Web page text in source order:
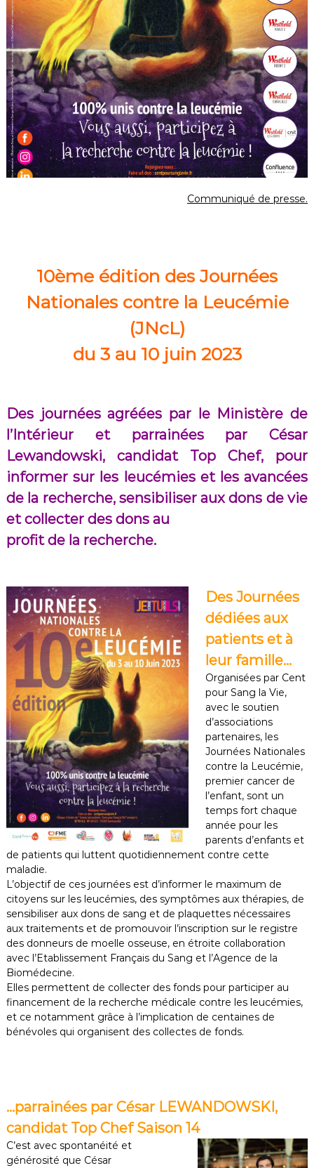
Communiqué de presse.
10ème édition des Journées
Nationales contre la Leucémie
(JNcL)
du 3 au 10 juin 2023
Des journées agréées par le Ministère de
l’Intérieur et parrainées par César
Lewandowski, candidat Top Chef, pour
informer sur les leucémies et les avancées
de la recherche, sensibiliser aux dons de vie
et collecter des dons au
profit de la recherche.
Des Journées
dédiées aux
patients et à
leur famille…
Organisées par Cent
pour Sang la Vie,
avec le soutien
d’associations
partenaires, les
Journées Nationales
contre la Leucémie,
premier cancer de
l’enfant, sont un
temps fort chaque
année pour les
parents d’enfants et
de patients qui luttent quotidiennement contre cette
maladie.
L’objectif de ces journées est d’informer le maximum de
citoyens sur les leucémies, des symptômes aux thérapies, de
sensibiliser aux dons de sang et de plaquettes nécessaires
aux traitements et de promouvoir l’inscription sur le registre
des donneurs de moelle osseuse, en étroite collaboration
avec l’Etablissement Français du Sang et l’Agence de la
Biomédecine.
Elles permettent de collecter des fonds pour participer au
financement de la recherche médicale contre les leucémies,
et ce notamment grâce à l’implication de centaines de
bénévoles qui organisent des collectes de fonds.
…parrainées par César LEWANDOWSKI,
candidat Top Chef Saison 14
C’est avec spontanéité et
générosité que César